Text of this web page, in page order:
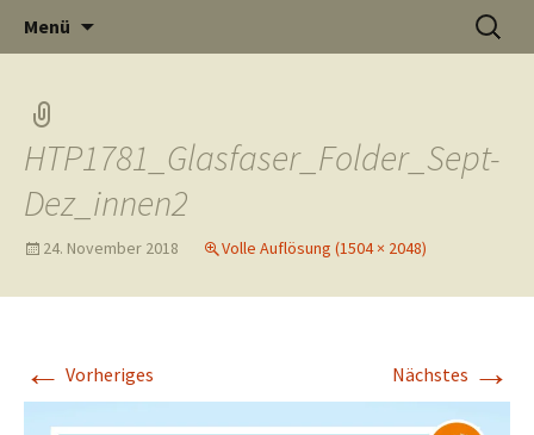
Thüste im
Internet
und
Menü
Suchen
nach:
HTP1781_Glasfaser_Folder_Sept-
Dez_innen2
24. November 2018 Volle Auflösung (1504 × 2048)
← Vorheriges Nächstes →